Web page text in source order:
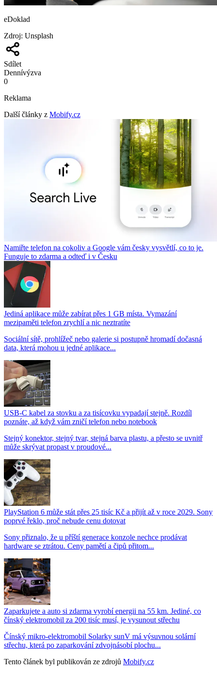
eDoklad
Zdroj: Unsplash
Sdílet
Dennívýzva
0
Reklama
Další články z Mobify.cz
Namiřte telefon na cokoliv a Google vám česky vysvětlí, co to je.
Funguje to zdarma a odteď i v Česku
Jediná aplikace může zabírat přes 1 GB místa. Vymazání
mezipaměti telefon zrychlí a nic neztratíte
Sociální sítě, prohlížeč nebo galerie si postupně hromadí dočasná
data, která mohou u jedné aplikace...
USB-C kabel za stovku a za tisícovku vypadají stejně. Rozdíl
poznáte, až když vám zničí telefon nebo notebook
Stejný konektor, stejný tvar, stejná barva plastu, a přesto se uvnitř
může skrývat propast v proudové...
PlayStation 6 může stát přes 25 tisíc Kč a přijít až v roce 2029. Sony
poprvé řeklo, proč nebude cenu dotovat
Sony přiznalo, že u příští generace konzole nechce prodávat
hardware se ztrátou. Ceny pamětí a čipů přitom...
Zaparkujete a auto si zdarma vyrobí energii na 55 km. Jediné, co
čínský elektromobil za 200 tisíc musí, je vysunout střechu
Čínský mikro-elektromobil Solarky sunV má výsuvnou solární
střechu, která po zaparkování zdvojnásobí plochu...
Tento článek byl publikován ze zdrojů Mobify.cz